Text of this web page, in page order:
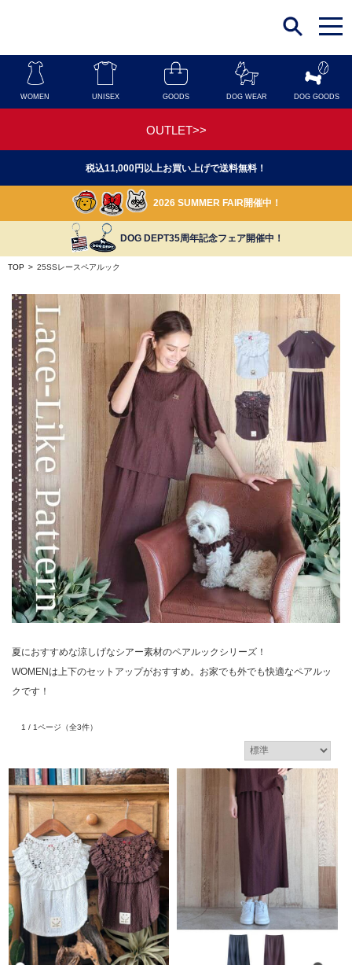
t
o
g
n
a
o
WOMEN UNISEX GOODS DOG WEAR DOG GOODS
OUTLET>>
税込11,000円以上お買い上げで送料無料！
2026 SUMMER FAIR開催中！
DOG DEPT35周年記念フェア開催中！
TOP > 25SSレースペアルック
夏におすすめな涼しげなシアー素材のペアルックシリーズ！
WOMENは上下のセットアップがおすすめ。お家でも外でも快適なペアルッ
クです！
1 / 1ページ （全3件）